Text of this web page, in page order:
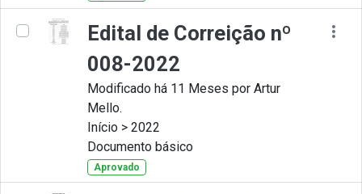
Edital de Correição nº
008-2022
Modificado há 11 Meses por Artur
Mello.
Início > 2022
Documento básico
Aprovado